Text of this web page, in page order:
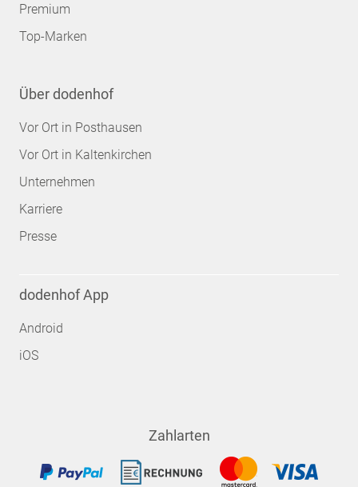
Premium
Top-Marken
Über dodenhof
Vor Ort in Posthausen
Vor Ort in Kaltenkirchen
Unternehmen
Karriere
Presse
dodenhof App
Android
iOS
Zahlarten